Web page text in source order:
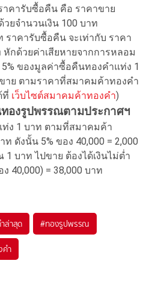
าคารับซื้อคืน คือ ราคาขาย
ยจำนวนเงิน 100 บาท
าคารับซื้อคืน จะเท่ากับ ราคา
กด้วยค่าเสียหายจากการหลอม
5% ของมูลค่าซื้อคืนทองคำแท่ง 1
าย ตามราคาที่สมาคมค้าทองคำ
ที่ เว็บไซต์สมาคมค้าทองคำ)
องรูปพรรณตามประกาศฯ
ง 1 บาท ตามที่สมาคมค้า
ดังนั้น 5% ของ 40,000 = 2,000
บาท ไปขาย ต้องได้เงินไม่ต่ำ
40,000) = 38,000 บาท
ล่าสุด #ทองรูปพรรณ
คำ